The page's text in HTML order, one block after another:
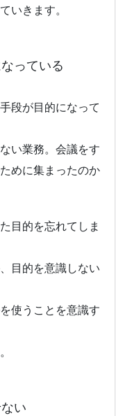
いきます。
っている
段が目的になって
い業務。会議をす
めに集まったのか
目的を忘れてしま
目的を意識しない
使うことを意識す
い